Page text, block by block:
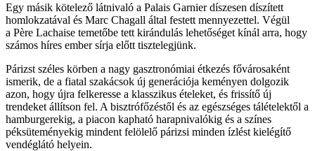
Egy másik kötelező látnivaló a Palais Garnier díszesen díszített
homlokzatával és Marc Chagall által festett mennyezettel. Végül
a Père Lachaise temetőbe tett kirándulás lehetőséget kínál arra, hogy
számos híres ember sírja előtt tisztelegjünk.
Párizst széles körben a nagy gasztronómiai étkezés fővárosaként
ismerik, de a fiatal szakácsok új generációja keményen dolgozik
azon, hogy újra felkeresse a klasszikus ételeket, és frissítő új
trendeket állítson fel. A bisztrófőzéstől és az egészséges tálételektől a
hamburgerekig, a piacon kapható harapnivalókig és a színes
péksüteményekig mindent felölelő párizsi minden ízlést kielégítő
vendéglátó helyein.